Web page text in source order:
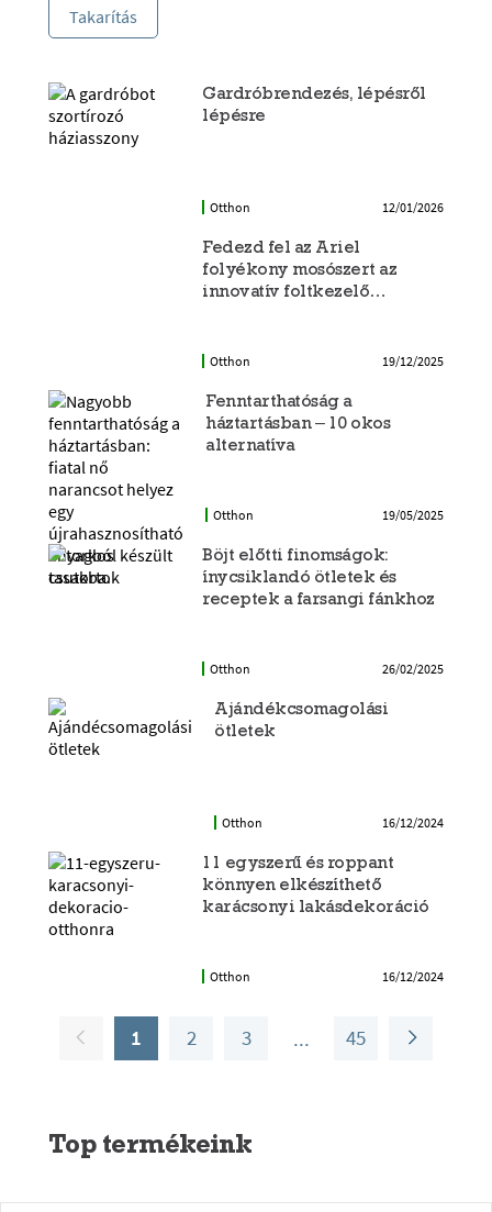
Takarítás
Gardróbrendezés, lépésről
lépésre
Otthon 12/01/2026
Fedezd fel az Ariel
folyékony mosószert az
innovatív foltkezelő
Otthon 19/12/2025
Fenntarthatóság a
háztartásban – 10 okos
alternatíva
Otthon 19/05/2025
Böjt előtti finomságok:
ínycsiklandó ötletek és
receptek a farsangi fánkhoz
Otthon 26/02/2025
Ajándékcsomagolási
ötletek
Otthon 16/12/2024
11 egyszerű és roppant
könnyen elkészíthető
karácsonyi lakásdekoráció
Otthon 16/12/2024
1 2 3 45
Top termékeink